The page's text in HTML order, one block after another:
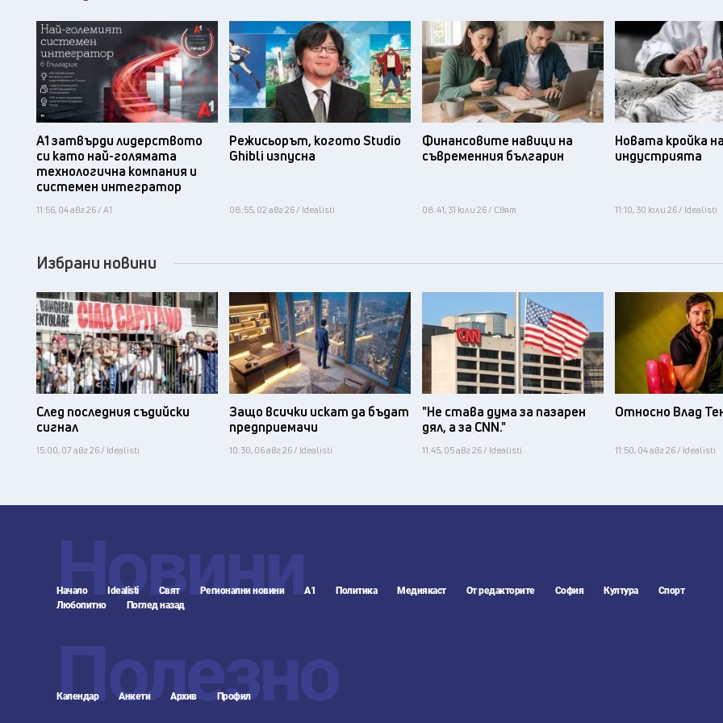
А1 затвърди лидерството
си като най-голямата
технологична компания и
системен интегратор
11:56, 04 авг 26 / А1
Режисьорът, когото Studio
Ghibli изпусна
08:55, 02 авг 26 / Idealisti
Финансовите навици на
съвременния българин
08:41, 31 юли 26 / Свят
Новата кройка
индустрията
11:10, 30 юли 26 / Idealisti
Избрани новини
След последния съдийски
сигнал
15:00, 07 авг 26 / Idealisti
Защо всички искат да бъдат
предприемачи
10:30, 06 авг 26 / Idealisti
"Не става дума за пазарен
дял, а за CNN."
11:45, 05 авг 26 / Idealisti
Относно Влад
11:50, 04 авг 26 / Idealisti
Новини
Начало Idealisti Свят Регионални новини А1 Политика Медиякаст От редакторите София Култура
Спорт
Любопитно
Поглед назад
Полезно
Календар Анкети Архив Профил